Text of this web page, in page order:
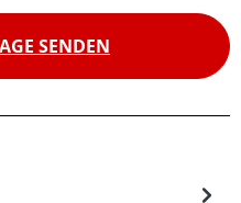
SENDEN